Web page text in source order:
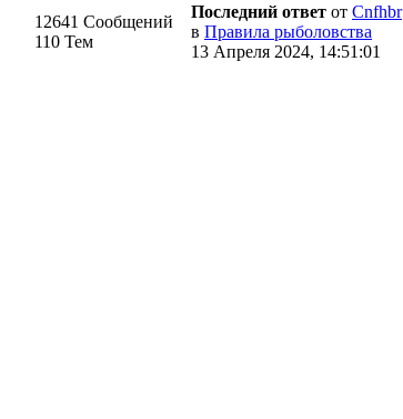
12641 Сообщений
110 Тем
Последний ответ от Cnfhbr
в Правила рыболовства
13 Апреля 2024, 14:51:01